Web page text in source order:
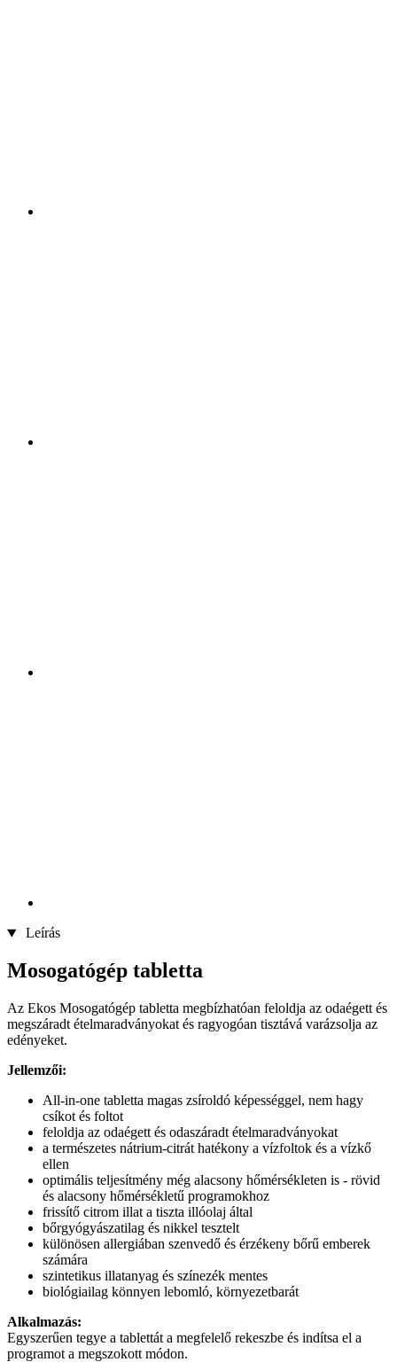
Leírás
Mosogatógép tabletta
Az Ekos Mosogatógép tabletta megbízhatóan feloldja az odaégett és
megszáradt ételmaradványokat és ragyogóan tisztává varázsolja az
edényeket.
Jellemzői:
All-in-one tabletta magas zsíroldó képességgel, nem hagy
csíkot és foltot
feloldja az odaégett és odaszáradt ételmaradványokat
a természetes nátrium-citrát hatékony a vízfoltok és a vízkő
ellen
optimális teljesítmény még alacsony hőmérsékleten is - rövid
és alacsony hőmérsékletű programokhoz
frissítő citrom illat a tiszta illóolaj által
bőrgyógyászatilag és nikkel tesztelt
különösen allergiában szenvedő és érzékeny bőrű emberek
számára
szintetikus illatanyag és színezék mentes
biológiailag könnyen lebomló, környezetbarát
Alkalmazás:
Egyszerűen tegye a tablettát a megfelelő rekeszbe és indítsa el a
programot a megszokott módon.